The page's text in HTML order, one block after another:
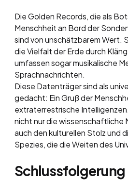
Die Golden Records, die als
Menschheit an Bord der
sind von unschätzbarem Wert.
die Vielfalt der Erde durch
umfassen sogar musikalische
Sprachnachrichten.
Diese Datenträger sind als
gedacht: Ein Gruß der
extraterrestrische
nicht nur die wissenschaftliche
auch den kulturellen Stolz und
Spezies, die die Weiten des
Schlussfolgerung